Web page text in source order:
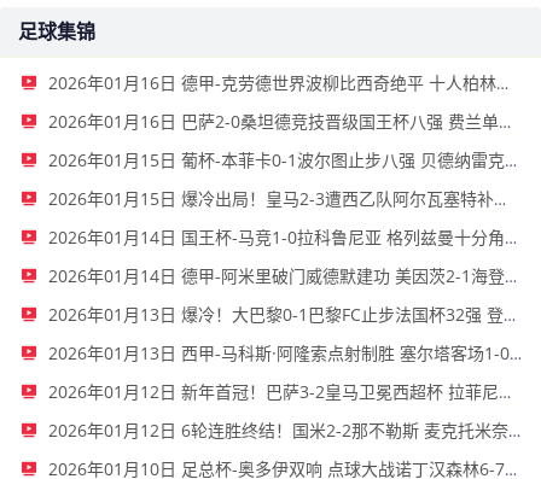
足球集锦
2026年01月16日 德甲-克劳德世界波柳比西奇绝平 十人柏林联合1-1奥格斯堡
2026年01月16日 巴萨2-0桑坦德竞技晋级国王杯八强 费兰单刀球破门亚马尔建功
2026年01月15日 葡杯-本菲卡0-1波尔图止步八强 贝德纳雷克制胜帕夫利季斯失良机
2026年01月15日 爆冷出局！皇马2-3遭西乙队阿尔瓦塞特补时绝杀 无缘国王杯8强
2026年01月14日 国王杯-马竞1-0拉科鲁尼亚 格列兹曼十分角任意球破门+远射中横梁
2026年01月14日 德甲-阿米里破门威德默建功 美因茨2-1海登海姆
2026年01月13日 爆冷！大巴黎0-1巴黎FC止步法国杯32强 登贝莱失单刀埃梅里中框
2026年01月13日 西甲-马科斯·阿隆索点射制胜 塞尔塔客场1-0塞维利亚
2026年01月12日 新年首冠！巴萨3-2皇马卫冕西超杯 拉菲尼亚双响维尼修斯一条龙
2026年01月12日 6轮连胜终结！国米2-2那不勒斯 麦克托米奈双响恰20点射孔蒂染红
2026年01月10日 足总杯-奥多伊双响 点球大战诺丁汉森林6-7雷克瑟姆